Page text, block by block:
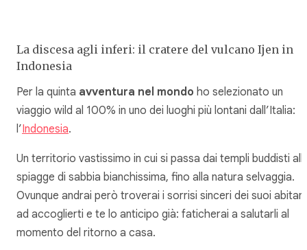
La discesa agli inferi: il cratere del vulcano Ijen in
Indonesia
Per la quinta avventura nel mondo ho selezionato un
viaggio wild al 100% in uno dei luoghi più lontani dall’Italia:
l’Indonesia.
Un territorio vastissimo in cui si passa dai templi buddisti
spiagge di sabbia bianchissima, fino alla natura selvaggia.
Ovunque andrai però troverai i sorrisi sinceri dei suoi
ad accoglierti e te lo anticipo già: faticherai a salutarli al
momento del ritorno a casa.